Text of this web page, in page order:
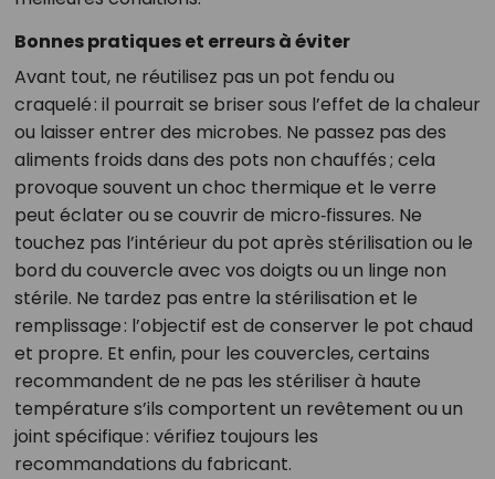
Bonnes pratiques et erreurs à éviter
Avant tout, ne réutilisez pas un pot fendu ou
craquelé : il pourrait se briser sous l’effet de la chaleur
ou laisser entrer des microbes. Ne passez pas des
aliments froids dans des pots non chauffés ; cela
provoque souvent un choc thermique et le verre
peut éclater ou se couvrir de micro‑fissures. Ne
touchez pas l’intérieur du pot après stérilisation ou le
bord du couvercle avec vos doigts ou un linge non
stérile. Ne tardez pas entre la stérilisation et le
remplissage : l’objectif est de conserver le pot chaud
et propre. Et enfin, pour les couvercles, certains
recommandent de ne pas les stériliser à haute
température s’ils comportent un revêtement ou un
joint spécifique : vérifiez toujours les
recommandations du fabricant.